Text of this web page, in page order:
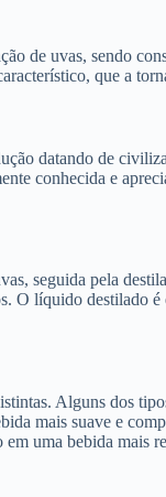
de uvas, sendo
que a
datando de
conhecida e
seguida pela
O líquido
Alguns dos
mais suave e
uma bebida mais